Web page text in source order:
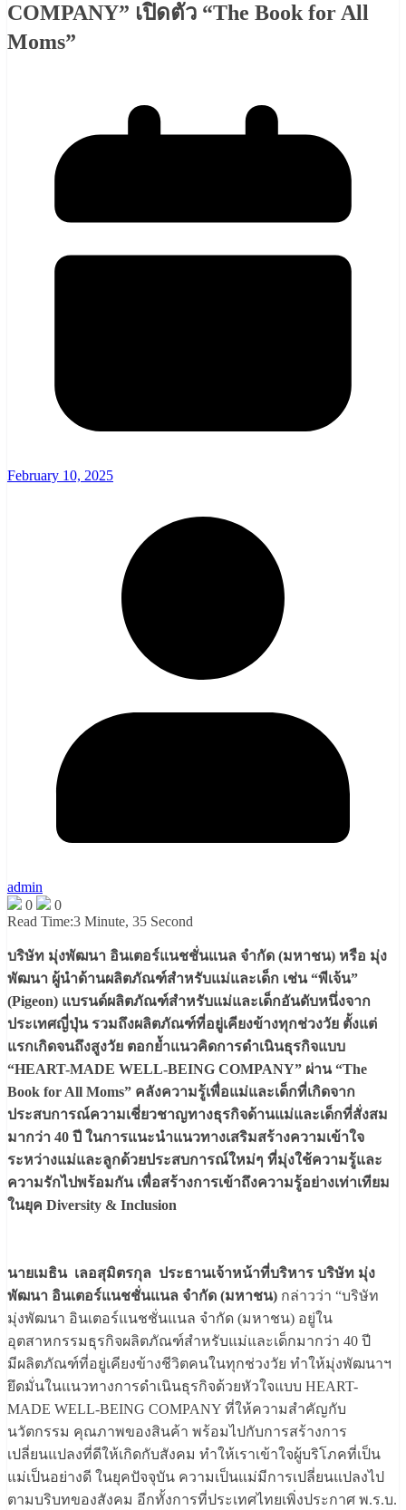
COMPANY” เปิดตัว “The Book for All
Moms”
February 10, 2025
admin
0
0
Read Time:3 Minute, 35 Second
บริษัท มุ่งพัฒนา อินเตอร์แนชชั่นแนล จำกัด (มหาชน) หรือ มุ่ง
พัฒนา ผู้นำด้านผลิตภัณฑ์สำหรับแม่และเด็ก เช่น “พีเจ้น”
(Pigeon) แบรนด์ผลิตภัณฑ์สำหรับแม่และเด็กอันดับหนึ่งจาก
ประเทศญี่ปุ่น รวมถึงผลิตภัณฑ์ที่อยู่เคียงข้างทุกช่วงวัย ตั้งแต่
แรกเกิดจนถึงสูงวัย ตอกย้ำแนวคิดการดำเนินธุรกิจแบบ
“HEART-MADE WELL-BEING COMPANY” ผ่าน “The
Book for All Moms” คลังความรู้เพื่อแม่และเด็กที่เกิดจาก
ประสบการณ์ความเชี่ยวชาญทางธุรกิจด้านแม่และเด็กที่สั่งสม
มากว่า 40 ปี ในการแนะนำแนวทางเสริมสร้างความเข้าใจ
ระหว่างแม่และลูกด้วยประสบการณ์ใหม่ๆ ที่มุ่งใช้ความรู้และ
ความรักไปพร้อมกัน เพื่อสร้างการเข้าถึงความรู้อย่างเท่าเทียม
ในยุค Diversity & Inclusion
นายเมธิน เลอสุมิตรกุล ประธานเจ้าหน้าที่บริหาร บริษัท มุ่ง
พัฒนา อินเตอร์แนชชั่นแนล จำกัด (มหาชน) กล่าวว่า “บริษัท
มุ่งพัฒนา อินเตอร์แนชชั่นแนล จำกัด (มหาชน) อยู่ใน
อุตสาหกรรมธุรกิจผลิตภัณฑ์สำหรับแม่และเด็กมากว่า 40 ปี
มีผลิตภัณฑ์ที่อยู่เคียงข้างชีวิตคนในทุกช่วงวัย ทำให้มุ่งพัฒนาฯ
ยึดมั่นในแนวทางการดำเนินธุรกิจด้วยหัวใจแบบ HEART-
MADE WELL-BEING COMPANY ที่ให้ความสำคัญกับ
นวัตกรรม คุณภาพของสินค้า พร้อมไปกับการสร้างการ
เปลี่ยนแปลงที่ดีให้เกิดกับสังคม ทำให้เราเข้าใจผู้บริโภคที่เป็น
แม่เป็นอย่างดี ในยุคปัจจุบัน ความเป็นแม่มีการเปลี่ยนแปลงไป
ตามบริบทของสังคม อีกทั้งการที่ประเทศไทยเพิ่งประกาศ พ.ร.บ.